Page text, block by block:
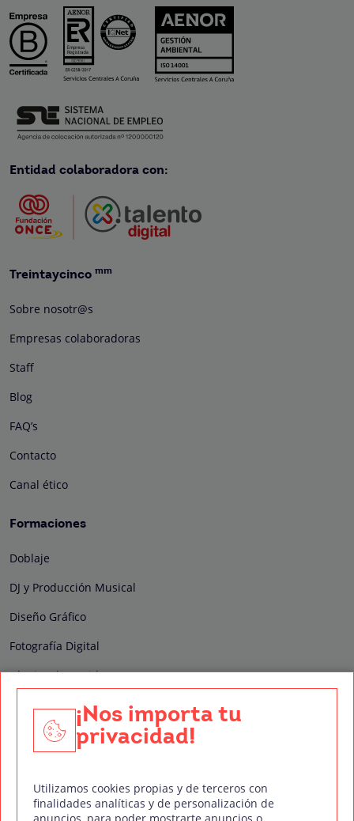
Entidad colaboradora con:
Treintaycinco mm
Sobre nosotr@s
Empresas colaboradoras
Staff
Blog
FAQ’s
Contacto
Canal ético
Formaciones
Doblaje
DJ y Producción Musical
Diseño Gráfico
Fotografía Digital
Técnico de Sonido
Edición y Postproducción de Vídeo
Nuestros sellos de calidad
¡Nos importa tu
privacidad!
Utilizamos cookies propias y de terceros con
finalidades analíticas y de personalización de